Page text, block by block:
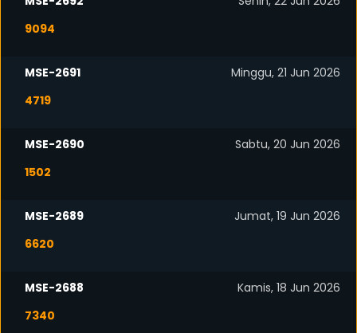
9094
MSE-2691
Minggu, 21 Jun 2026
4719
MSE-2690
Sabtu, 20 Jun 2026
1502
MSE-2689
Jumat, 19 Jun 2026
6620
MSE-2688
Kamis, 18 Jun 2026
7340